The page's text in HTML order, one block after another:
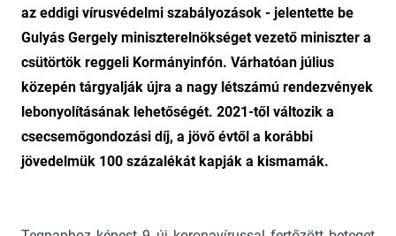
az eddigi vírusvédelmi szabályozások - jelentette be
Gulyás Gergely miniszterelnökséget vezető miniszter a
csütörtök reggeli Kormányinfón. Várhatóan július
közepén tárgyalják újra a nagy létszámú rendezvények
lebonyolításának lehetőségét. 2021-től változik a
csecsemőgondozási díj, a jövő évtől a korábbi
jövedelmük 100 százalékát kapják a kismamák.